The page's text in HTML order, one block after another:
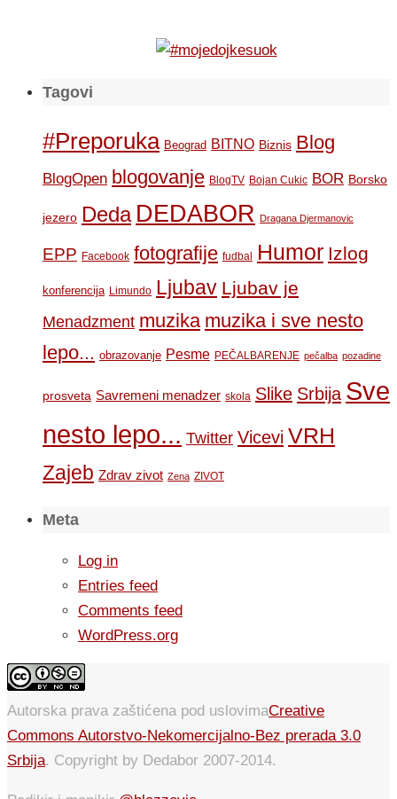
Tagovi
#Preporuka Beograd BITNO Biznis Blog
BlogOpen blogovanje BlogTV Bojan Cukic BOR Borsko
jezero Deda DEDABOR Dragana Djermanovic
EPP Facebook fotografije fudbal Humor Izlog
konferencija Limundo Ljubav Ljubav je
Menadzment muzika muzika i sve nesto
lepo... obrazovanje Pesme PEČALBARENJE pečalba pozadine
prosveta Savremeni menadzer skola Slike Srbija Sve
nesto lepo... Twitter Vicevi VRH
Zajeb Zdrav zivot Zena ZIVOT
Meta
Log in
Entries feed
Comments feed
WordPress.org
Autorska prava zaštićena pod uslovimaCreative
Commons Autorstvo-Nekomercijalno-Bez prerada 3.0
Srbija. Copyright by Dedabor 2007-2014.